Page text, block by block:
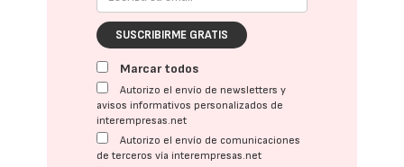
SUSCRIBIRME GRATIS
Marcar todos
Autorizo el envío de newsletters y
avisos informativos personalizados de
interempresas.net
Autorizo el envío de comunicaciones
de terceros vía interempresas.net